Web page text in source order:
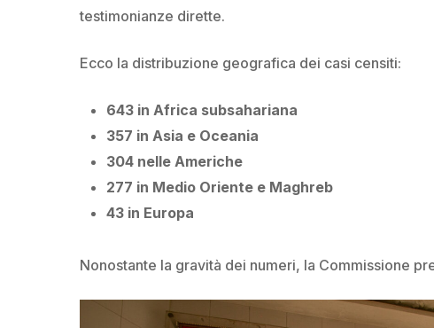
testimonianze dirette.
Ecco la distribuzione geografica dei casi censiti:
643 in Africa subsahariana
357 in Asia e Oceania
304 nelle Americhe
277 in Medio Oriente e Maghreb
43 in Europa
Nonostante la gravità dei numeri, la Commissione